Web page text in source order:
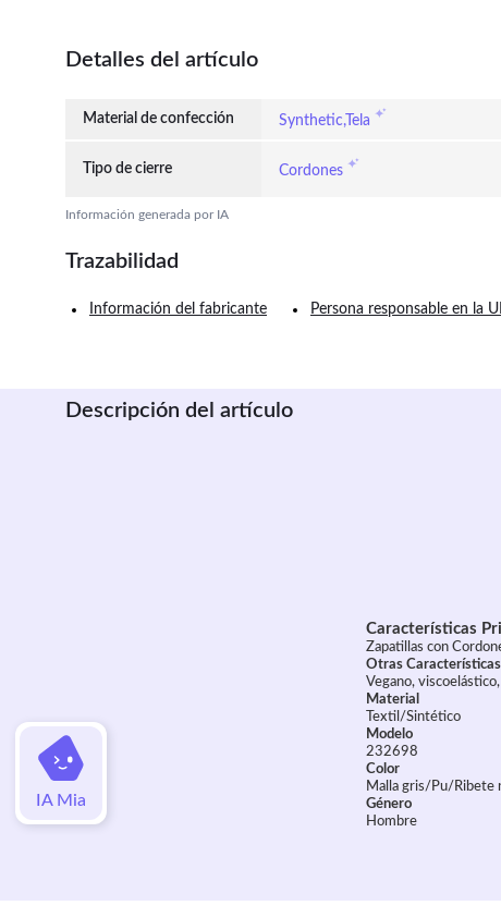
IA Mia
Detalles del artículo
Material de confección Synthetic,Tela
Tipo de cierre Cordones
Información generada por IA
Trazabilidad
Información del fabricante Persona responsable en la
Descripción del artículo
Características
Zapatillas con
Otras Características
Vegano,
Material
Textil/Sintético
Modelo
232698
Color
Malla gris/Pu/Ribete
Género
Hombre